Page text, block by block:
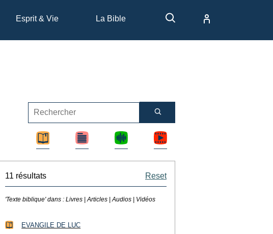
Esprit & Vie La Bible
11 résultats Reset
'Texte biblique' dans :Livres | Articles | Audios | Vidéos
EVANGILE DE LUC